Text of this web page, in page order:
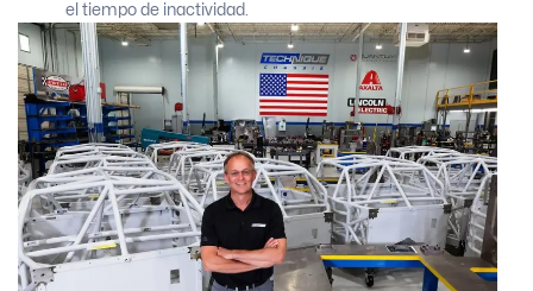
el tiempo de inactividad.